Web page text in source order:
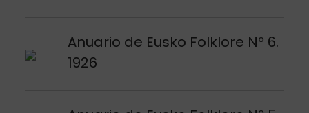
Anuario de Eusko Folklore Nº 6.
1926
Argitalpena ikusi